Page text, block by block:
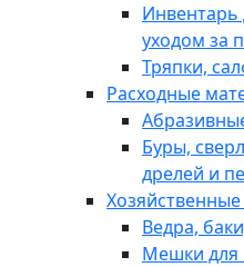
Инвентарь
уходом за
Тряпки,
Расходные
Буры,
дрелей и
Ведра,
Мешки для